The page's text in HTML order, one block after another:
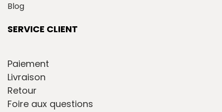
Blog
SERVICE CLIENT
Paiement
Livraison
Retour
Foire aux questions